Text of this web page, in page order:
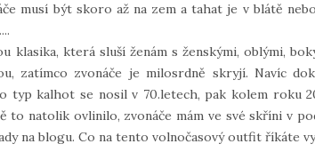
musí být skoro až na zem a tahat je v blátě
klasika, která sluší ženám s ženskými, oblými,
zatímco zvonáče je milosrdně skryjí. Navíc
typ kalhot se nosil v 70.letech, pak kolem roku
to natolik ovlinilo, zvonáče mám ve své skříni v
na blogu. Co na tento volnočasový outfit říkáte